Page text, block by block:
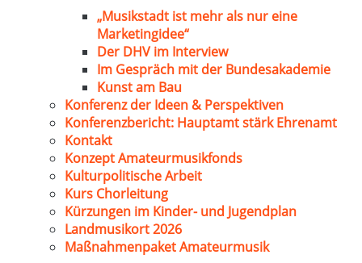
„Musikstadt ist mehr als nur eine
Marketingidee“
Der DHV im Interview
Im Gespräch mit der Bundesakademie
Kunst am Bau
Konferenz der Ideen & Perspektiven
Konferenzbericht: Hauptamt stärk Ehrenamt
Kontakt
Konzept Amateurmusikfonds
Kulturpolitische Arbeit
Kurs Chorleitung
Kürzungen im Kinder- und Jugendplan
Landmusikort 2026
Maßnahmenpaket Amateurmusik